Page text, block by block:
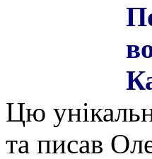
Цю
та писав